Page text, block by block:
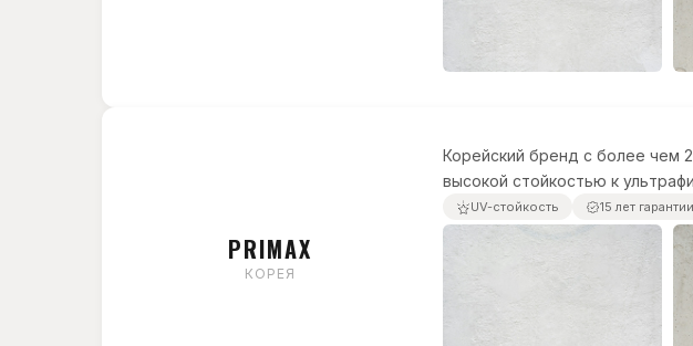
PRIMAX
КОРЕЯ
Корейский бренд с более чем
высокой стойкостью к
UV-стойкость 15 лет гарантии